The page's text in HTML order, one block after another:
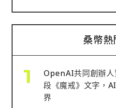
桑幣熱
OpenAI共同創辦
段《魔戒》文字，
界